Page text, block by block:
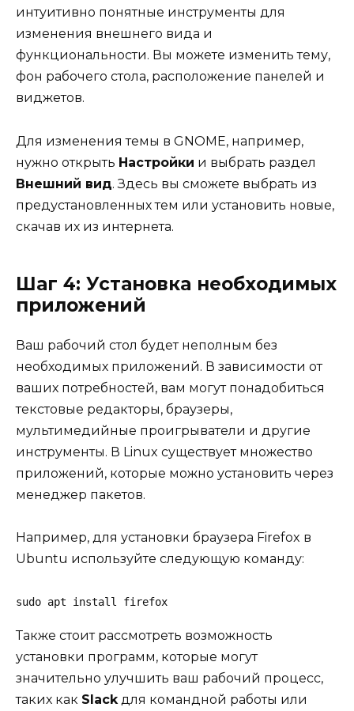
интуитивно понятные инструменты для
изменения внешнего вида и
функциональности. Вы можете изменить тему,
фон рабочего стола, расположение панелей и
виджетов.
Для изменения темы в GNOME, например,
нужно открыть Настройки и выбрать раздел
Внешний вид. Здесь вы сможете выбрать из
предустановленных тем или установить новые,
скачав их из интернета.
Шаг 4: Установка необходимых
приложений
Ваш рабочий стол будет неполным без
необходимых приложений. В зависимости от
ваших потребностей, вам могут понадобиться
текстовые редакторы, браузеры,
мультимедийные проигрыватели и другие
инструменты. В Linux существует множество
приложений, которые можно установить через
менеджер пакетов.
Например, для установки браузера Firefox в
Ubuntu используйте следующую команду:
sudo apt install firefox
Также стоит рассмотреть возможность
установки программ, которые могут
значительно улучшить ваш рабочий процесс,
таких как Slackдля командной работы или